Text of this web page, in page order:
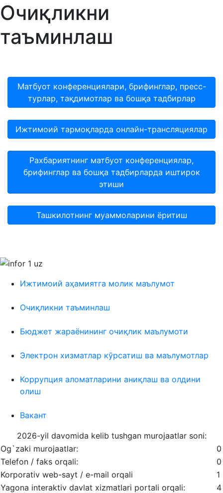
Очиқликни
таъминлаш
Матбуот конференциялари, брифинглар, пресс-
турлар, тақдимотлар ва бошқа тадбирлар
Ижтимоий тармоқларда онлайн-трансляциялар
Рахбариятнинг матбуот конференциялар,
брифинглар ва бошқа тадбирларда иштирок
этиши
Ташкилотнинг муаммоларини ёритиш
Ижтимоий аҳамиятга молик маълумот
Очиқликни таъминлаш
Бюджет жараёнининг очиқлик маълумоти
Электрон хизматлар кўрсатиш ва маълумотлар
Коррупция аломатларини аниқлаш ва олдини
олиш
Вакант
2026-yil davomida kelib tushgan murojaatlar soni:
Og`zaki murojaatlar:
0
Telefon / faks orqali:
0
Korporativ web-sayt / e-mail orqali
1
Yagona interaktiv davlat xizmatlari portali orqali:
4